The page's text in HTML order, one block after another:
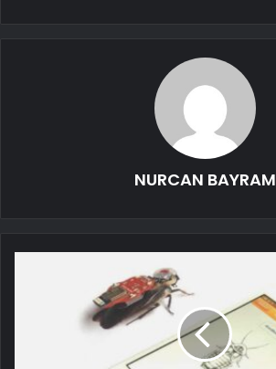
NURCAN BAYRAM